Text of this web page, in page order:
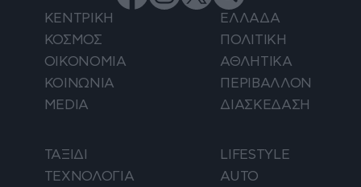
ΚΕΝΤΡΙΚΗ
ΕΛΛΑΔΑ
ΚΟΣΜΟΣ
ΠΟΛΙΤΙΚΗ
ΟΙΚΟΝΟΜΙΑ
ΑΘΛΗΤΙΚΑ
ΚΟΙΝΩΝΙΑ
ΠΕΡΙΒΑΛΛΟΝ
MEDIA
ΔΙΑΣΚΕΔΑΣΗ
ΤΑΞΙΔΙ
LIFESTYLE
ΤΕΧΝΟΛΟΓΙΑ
AUTO